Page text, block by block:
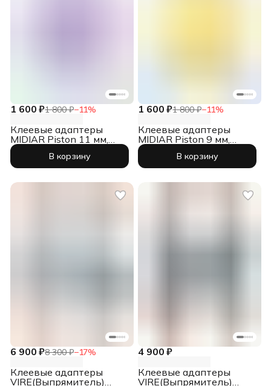
1 600 ₽1 800 ₽−11%
Клеевые адаптеры
MIDIAR Piston 11 мм,
фиолетовые, 10 шт.
В корзину
1 600 ₽1 800 ₽−11%
Клеевые адаптеры
MIDIAR Piston 9 мм,
желтые, 10 шт.
В корзину
6 900 ₽8 300 ₽−17%
Клеевые адаптеры
VIRE(Выпрямитель)
4 900 ₽
Клеевые адаптеры
VIRE(Выпрямитель)